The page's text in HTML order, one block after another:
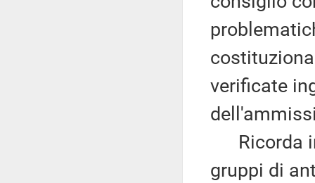
verificate
Ricorda
gruppi di